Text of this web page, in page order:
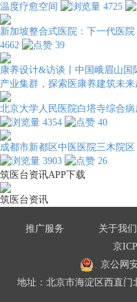
温度疗愈空间
4725
新加坡整合式医院：下一代医
4662
39
康养设计&访谈丨中国峨眉山
产业集群，探索医康养建筑未来
北京大学人民医院白塔寺综合
4354
40
成都市新都区中医医院三木院
3903
26
筑医台资讯APP下载
筑医台资讯
推广服务 关于我们
京
京公网
地址：北京市海淀区西直门